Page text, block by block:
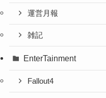
運営月報
雑記
EnterTainment
Fallout4